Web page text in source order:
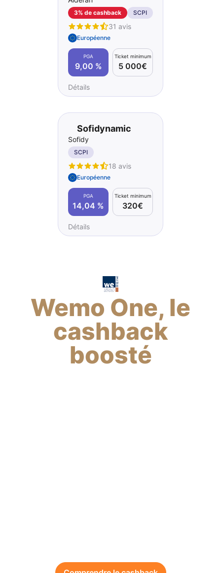
3% de cashback SCPI
31 avis
Européenne
PGA
9,00 %
Ticket minimum
5 000€
Détails
Sofidynamic
Sofidy
SCPI
18 avis
Européenne
PGA
14,04 %
Ticket minimum
320€
Détails
Wemo One, le
cashback
boosté